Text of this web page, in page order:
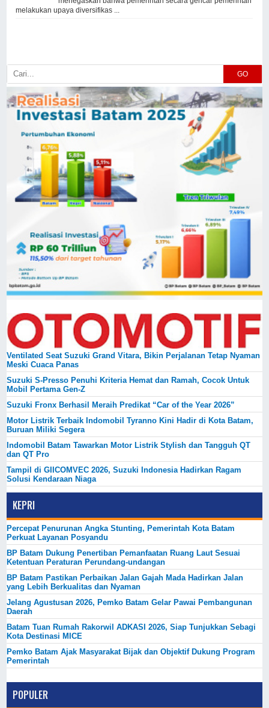
melakukan upaya diversifikas ...
GO
Ventilated Seat Suzuki Grand Vitara, Bikin Perjalanan Tetap Nyaman
Meski Cuaca Panas
Suzuki S-Presso Penuhi Kriteria Hemat dan Ramah, Cocok Untuk
Mobil Pertama Gen-Z
Suzuki Fronx Berhasil Meraih Predikat “Car of the Year 2026”
Motor Listrik Terbaik Indomobil Tyranno Kini Hadir di Kota Batam,
Buruan Miliki Segera
Indomobil Batam Tawarkan Motor Listrik Stylish dan Tangguh QT
dan QT Pro
Tampil di GIICOMVEC 2026, Suzuki Indonesia Hadirkan Ragam
Solusi Kendaraan Niaga
KEPRI
Percepat Penurunan Angka Stunting, Pemerintah Kota Batam
Perkuat Layanan Posyandu
BP Batam Dukung Penertiban Pemanfaatan Ruang Laut Sesuai
Ketentuan Peraturan Perundang-undangan
BP Batam Pastikan Perbaikan Jalan Gajah Mada Hadirkan Jalan
yang Lebih Berkualitas dan Nyaman
Jelang Agustusan 2026, Pemko Batam Gelar Pawai Pembangunan
Daerah
Batam Tuan Rumah Rakorwil ADKASI 2026, Siap Tunjukkan Sebagi
Kota Destinasi MICE
Pemko Batam Ajak Masyarakat Bijak dan Objektif Dukung Program
Pemerintah
POPULER